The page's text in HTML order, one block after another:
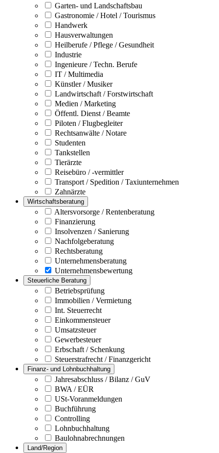
Garten- und Landschaftsbau
Gastronomie / Hotel / Tourismus
Handwerk
Hausverwaltungen
Heilberufe / Pflege / Gesundheit
Industrie
Ingenieure / Techn. Berufe
IT / Multimedia
Künstler / Musiker
Landwirtschaft / Forstwirtschaft
Medien / Marketing
Öffentl. Dienst / Beamte
Piloten / Flugbegleiter
Rechtsanwälte / Notare
Studenten
Tankstellen
Tierärzte
Reisebüro / -vermittler
Transport / Spedition / Taxiunternehmen
Zahnärzte
Wirtschaftsberatung
Altersvorsorge / Rentenberatung
Finanzierung
Insolvenzen / Sanierung
Nachfolgeberatung
Rechtsberatung
Unternehmensberatung
Unternehmensbewertung
Steuerliche Beratung
Betriebsprüfung
Immobilien / Vermietung
Int. Steuerrecht
Einkommensteuer
Umsatzsteuer
Gewerbesteuer
Erbschaft / Schenkung
Steuerstrafrecht / Finanzgericht
Finanz- und Lohnbuchhaltung
Jahresabschluss / Bilanz / GuV
BWA / EÜR
USt-Voranmeldungen
Buchführung
Controlling
Lohnbuchhaltung
Baulohnabrechnungen
Land/Region